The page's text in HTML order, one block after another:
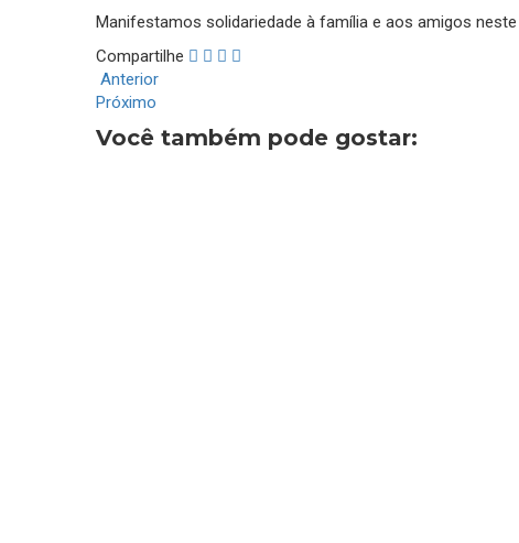
Manifestamos solidariedade à família e aos amigos
Compartilhe
Anterior
Próximo
Você também pode gostar: